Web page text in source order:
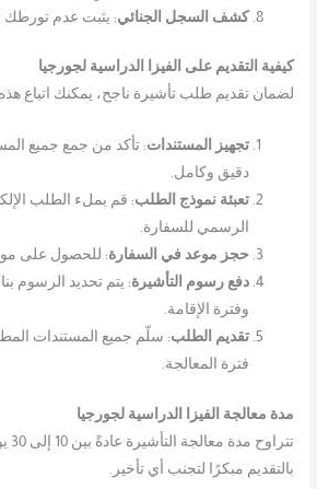
كشف السجل الجنائي: يثبت عدم تورطك
كيفية التقديم على الفيزا الدراسية لجورجيا
لضمان تقديم طلب تأشيرة ناجح، يمكنك اتباع
تجهيز المستندات: تأكد من جمع جميع
دقيق وكامل.
تعبئة نموذج الطلب: قم بملء الطلب
الرسمي للسفارة.
حجز موعد في السفارة: للحصول على
دفع رسوم التأشيرة: يتم تحديد الرسوم
وفترة الإقامة.
تقديم الطلب: سلّم جميع المستندات
فترة المعالجة.
مدة معالجة الفيزا الدراسية لجورجيا
بالتقديم مبكرًا لتجنب أي تأخير.